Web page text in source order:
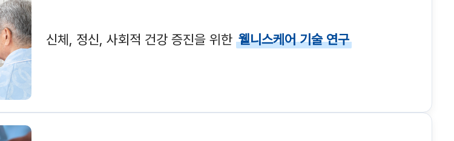
신체, 정신, 사회적 건강 증진을 위한웰니스케어 기술 연구